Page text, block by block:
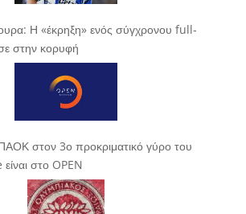
Η «έκρηξη» ενός σύγχρονου full-
στην κορυφή
στον 3ο προκριματικό γύρο του
στο OPEN